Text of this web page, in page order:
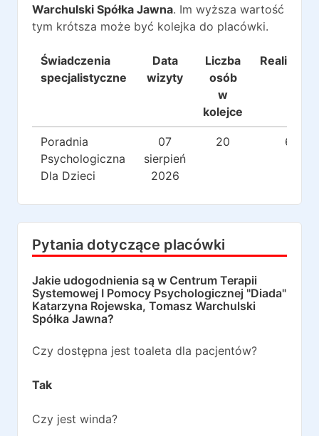
Warchulski Spółka Jawna. Im wyższa wartość
tym krótsza może być kolejka do placówki.
Świadczenia
specjalistyczne
Data
wizyty
Liczba
osób
w
kolejce
Realizacje
Poradnia
Psychologiczna
Dla Dzieci
07
sierpień
2026
20 6
Pytania dotyczące placówki
Jakie udogodnienia są w Centrum Terapii
Systemowej I Pomocy Psychologicznej "Diada"
Katarzyna Rojewska, Tomasz Warchulski
Spółka Jawna?
Czy dostępna jest toaleta dla pacjentów?
Tak
Czy jest winda?